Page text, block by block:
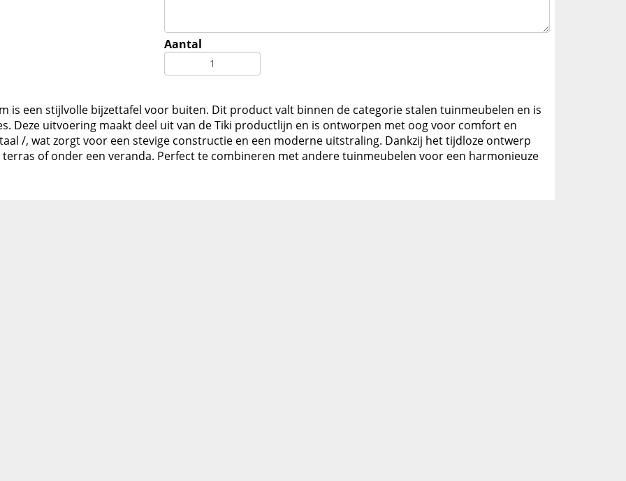
Aantal
is een stijlvolle bijzettafel voor buiten. Dit product valt binnen de categorie stalen tuinmeubelen en is
Deze uitvoering maakt deel uit van de Tiki productlijn en is ontworpen met oog voor comfort en
/, wat zorgt voor een stevige constructie en een moderne uitstraling. Dankzij het tijdloze ontwerp
of onder een veranda. Perfect te combineren met andere tuinmeubelen voor een harmonieuze